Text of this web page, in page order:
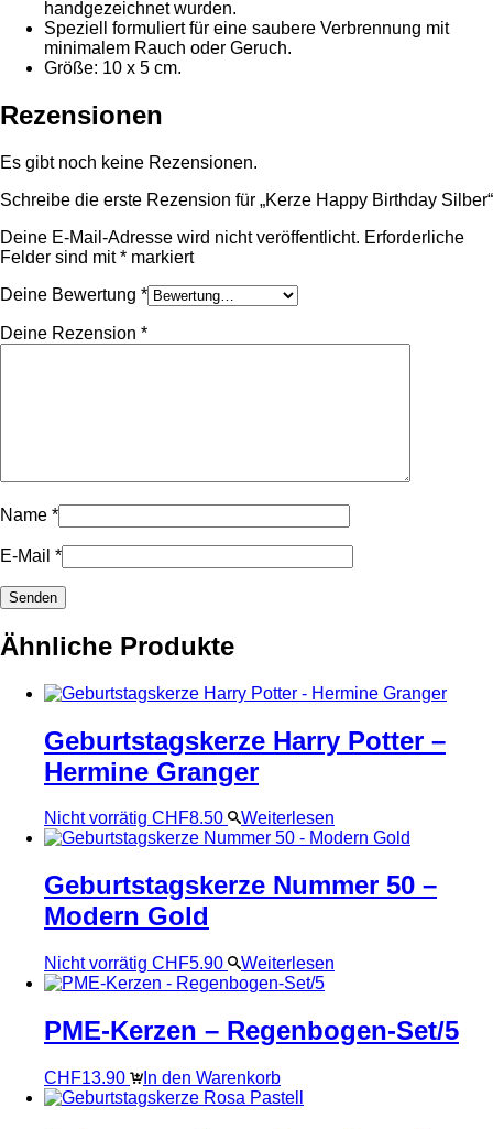
handgezeichnet wurden.
Speziell formuliert für eine saubere Verbrennung mit
minimalem Rauch oder Geruch.
Größe: 10 x 5 cm.
Rezensionen
Es gibt noch keine Rezensionen.
Schreibe die erste Rezension für „Kerze Happy Birthday Silber“
Deine E-Mail-Adresse wird nicht veröffentlicht. Erforderliche
Felder sind mit* markiert
Deine Bewertung *
Deine Rezension *
Name *
E-Mail *
Ähnliche Produkte
Geburtstagskerze Harry Potter –
Hermine Granger
Nicht vorrätig CHF8.50 Weiterlesen
Geburtstagskerze Nummer 50 –
Modern Gold
Nicht vorrätig CHF5.90 Weiterlesen
PME-Kerzen – Regenbogen-Set/5
CHF13.90 In den Warenkorb